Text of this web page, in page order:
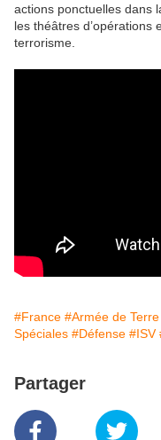
actions ponctuelles dans
les théâtres d’opérations
terrorisme.
#France #Armée de Terre
Spéciales #Défense #ISV
Partager